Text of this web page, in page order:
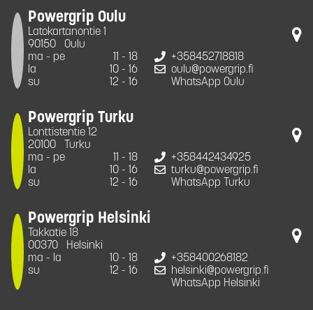
Powergrip Oulu
Latokartanontie 1
90150
Oulu
ma - pe
11 - 18
la
10 - 16
su
12 - 16
+358452718818
oulu@powergrip.fi
WhatsApp Oulu
Powergrip Turku
Lonttistentie 12
20100
Turku
ma - pe
11 - 18
la
10 - 16
su
12 - 16
+358442434925
turku@powergrip.fi
WhatsApp Turku
Powergrip Helsinki
Takkatie 18
00370
Helsinki
ma - la
10 - 18
su
12 - 16
+358400268182
helsinki@powergrip.fi
WhatsApp Helsinki